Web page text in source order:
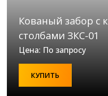
Кованый забор с
столбами ЗКС-01
Цена: По запросу
КУПИТЬ